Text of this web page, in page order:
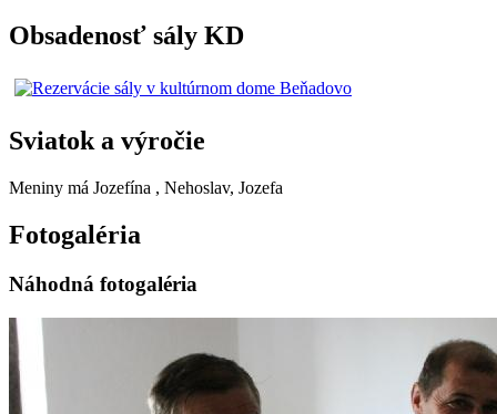
Obsadenosť sály KD
Sviatok a výročie
Meniny má Jozefína , Nehoslav, Jozefa
Fotogaléria
Náhodná fotogaléria